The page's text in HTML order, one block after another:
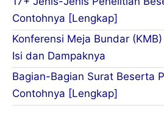
Contohnya [Lengkap]
Konferensi Meja Bundar
Isi dan Dampaknya
Bagian-Bagian Surat Beserta
Contohnya [Lengkap]